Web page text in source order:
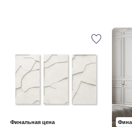
Финальная цена